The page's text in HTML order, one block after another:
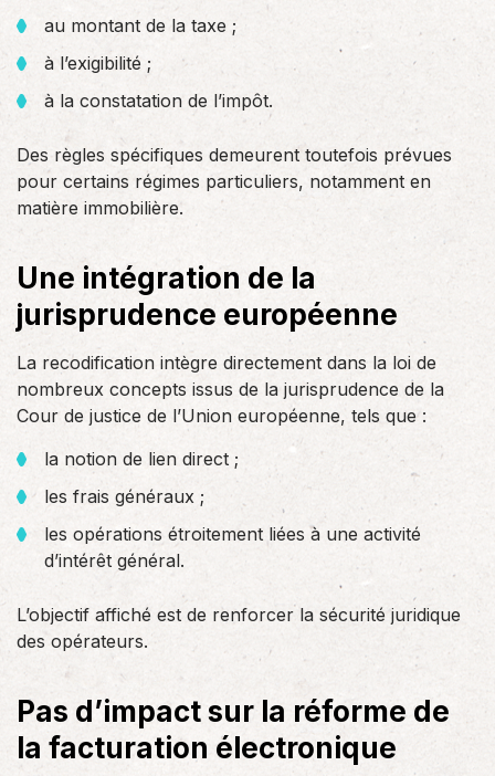
au montant de la taxe ;
à l’exigibilité ;
à la constatation de l’impôt.
Des règles spécifiques demeurent toutefois prévues
pour certains régimes particuliers, notamment en
matière immobilière.
Une intégration de la
jurisprudence européenne
La recodification intègre directement dans la loi de
nombreux concepts issus de la jurisprudence de la
Cour de justice de l’Union européenne, tels que :
la notion de lien direct ;
les frais généraux ;
les opérations étroitement liées à une activité
d’intérêt général.
L’objectif affiché est de renforcer la sécurité juridique
des opérateurs.
Pas d’impact sur la réforme de
la facturation électronique